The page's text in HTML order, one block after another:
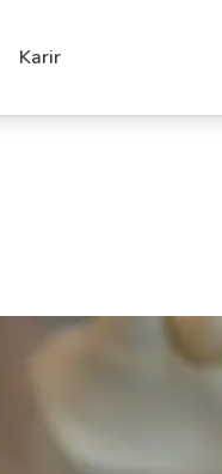
Karir